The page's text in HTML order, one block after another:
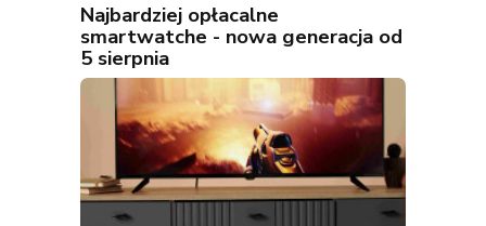
Najbardziej opłacalne
smartwatche - nowa generacja od
5 sierpnia